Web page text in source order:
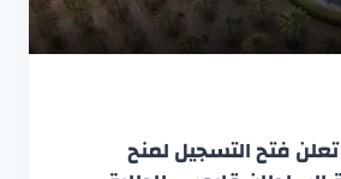
تعلن فتح التسجيل لمنح